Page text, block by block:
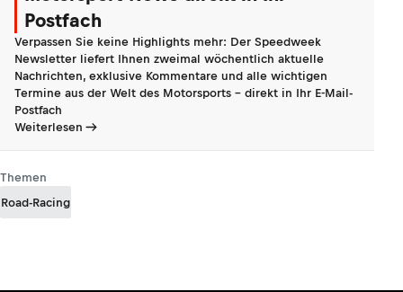
Postfach
Verpassen Sie keine Highlights mehr: Der Speedweek
Newsletter liefert Ihnen zweimal wöchentlich aktuelle
Nachrichten, exklusive Kommentare und alle wichtigen
Termine aus der Welt des Motorsports - direkt in Ihr E-Mail-
Postfach
Weiterlesen
Themen
Road-Racing